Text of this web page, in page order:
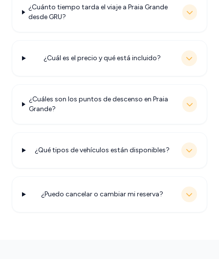
¿Cuánto tiempo tarda el viaje a Praia Grande
desde GRU?
¿Cuál es el precio y qué está incluido?
¿Cuáles son los puntos de descenso en Praia
Grande?
¿Qué tipos de vehículos están disponibles?
¿Puedo cancelar o cambiar mi reserva?